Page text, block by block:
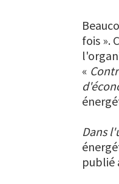
fois ».
«
Dans
publié